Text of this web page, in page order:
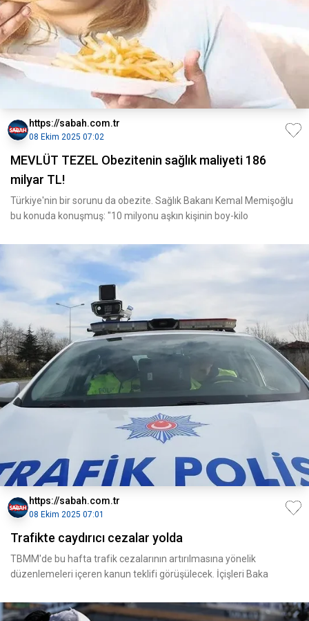
https://sabah.com.tr
08 Ekim 2025 07:02
MEVLÜT TEZEL Obezitenin sağlık maliyeti 186
milyar TL!
Türkiye'nin bir sorunu da obezite. Sağlık Bakanı Kemal Memişoğlu
bu konuda konuşmuş: "10 milyonu aşkın kişinin boy-kilo
https://sabah.com.tr
08 Ekim 2025 07:01
Trafikte caydırıcı cezalar yolda
TBMM'de bu hafta trafik cezalarının artırılmasına yönelik
düzenlemeleri içeren kanun teklifi görüşülecek. İçişleri Baka